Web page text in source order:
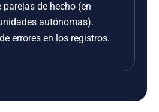
de hecho (en
autónomas).
errores en los registros.